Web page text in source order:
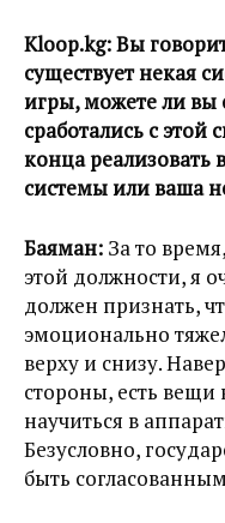
Kloop.kg:Вы
существует некая
игры, можете ли вы
сработались с этой
конца реализовать
системы или ваша
Баяман: За то
этой должности, я
должен признать,
эмоционально
верху и снизу.
стороны, есть
научиться в
Безусловно,
быть